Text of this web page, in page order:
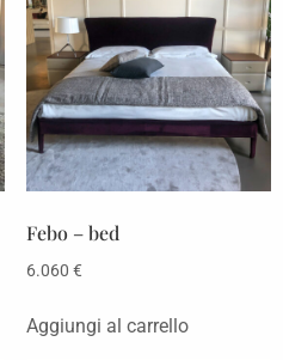
Febo – bed
6.060 €
Aggiungi al carrello